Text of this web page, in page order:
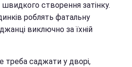
створення затінку.
роблять фатальну
виключно за їхній
треба саджати у дворі,